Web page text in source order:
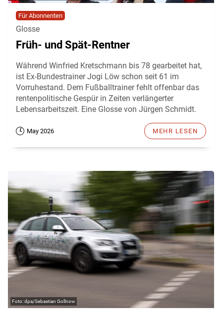
Für Abonnenten
Glosse
Früh- und Spät-Rentner
Während Winfried Kretschmann bis 78 gearbeitet hat,
ist Ex-Bundestrainer Jogi Löw schon seit 61 im
Vorruhestand. Dem Fußballtrainer fehlt offenbar das
rentenpolitische Gespür in Zeiten verlängerter
Lebensarbeitszeit. Eine Glosse von Jürgen Schmidt.
May 2026 MEHR LESEN
dpa/Sebastian Gollnow